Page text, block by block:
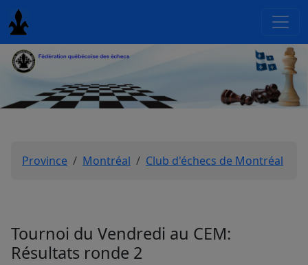
Province Montréal Club d'échecs de Montréal
Tournoi du Vendredi au CEM:
Résultats ronde 2